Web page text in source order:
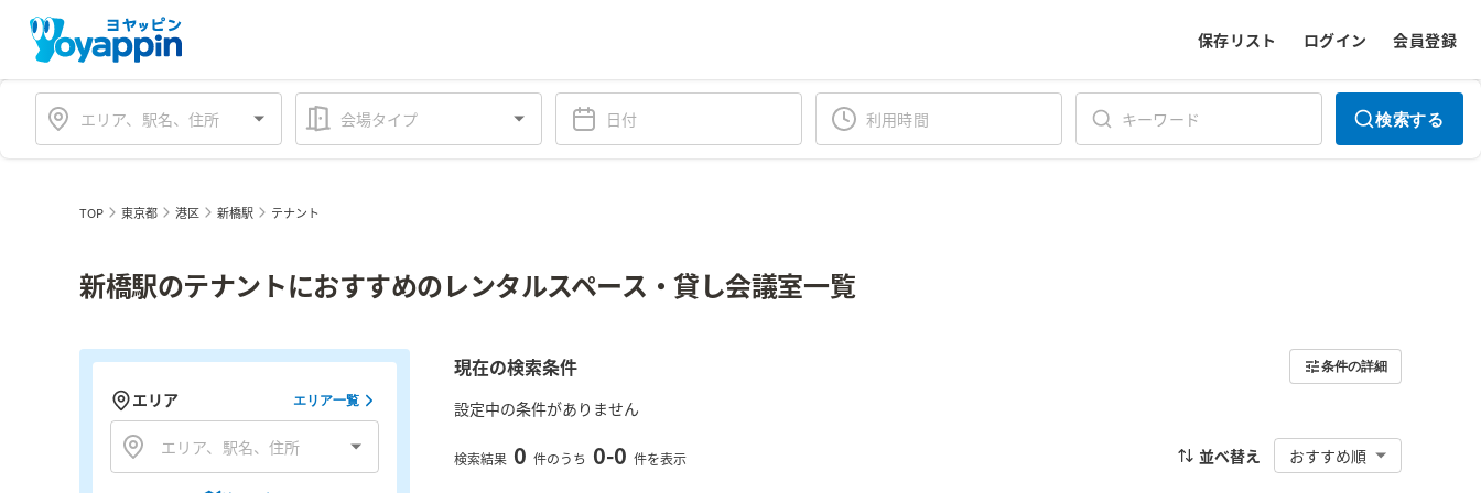
保存リスト ログイン 会員登録
会場タイプ 検索する
TOP 東京都 港区 新橋駅 テナント
新橋駅のテナントにおすすめのレンタルスペース・貸し会議室一覧
現在の検索条件 条件の詳細
設定中の条件がありません
検索結果 0 件のうち 0-0 件を表示 並べ替え おすすめ順
エリア エリア一覧